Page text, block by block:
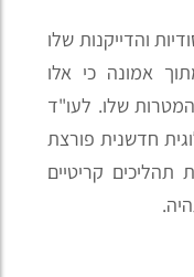
והדייקנות שלו
אמונה כי אלו
שלו. לעו"ד
חדשנית פורצת
קריטיים